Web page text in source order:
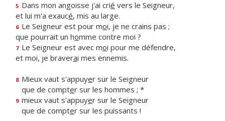
5 Dans mon angoisse j'ai crié vers le Seigneur,
et lui m'a exaucé, mis au large.
6 Le Seigneur est pour moi, je ne crains pas ;
que pourrait un homme contre moi ?
7 Le Seigneur est avec moi pour me défendre,
et moi, je braverai mes ennemis.
8 Mieux vaut s'appuyer sur le Seigneur
que de compter sur les hommes ; *
9 mieux vaut s'appuyer sur le Seigneur
que de compter sur les puissants !